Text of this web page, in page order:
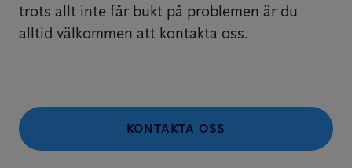
trots allt inte får bukt på problemen är du
alltid välkommen att kontakta oss.
KONTAKTA OSS